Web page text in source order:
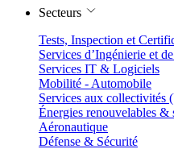
Secteurs
Tests, Inspection et
Services d’Ingénierie et
Services IT & Logiciels
Mobilité - Automobile
Services aux collectivités
Énergies renouvelables &
Aéronautique
Défense & Sécurité